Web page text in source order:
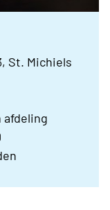
St. Michiels
afdeling